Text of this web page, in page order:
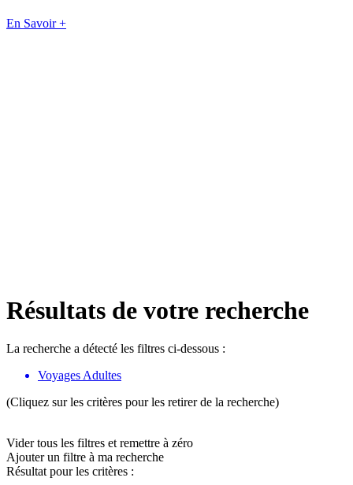
En Savoir +
Résultats de votre recherche
La recherche a détecté les filtres ci-dessous :
Voyages Adultes
(Cliquez sur les critères pour les retirer de la recherche)
Vider tous les filtres et remettre à zéro
Ajouter un filtre à ma recherche
Résultat pour les critères :